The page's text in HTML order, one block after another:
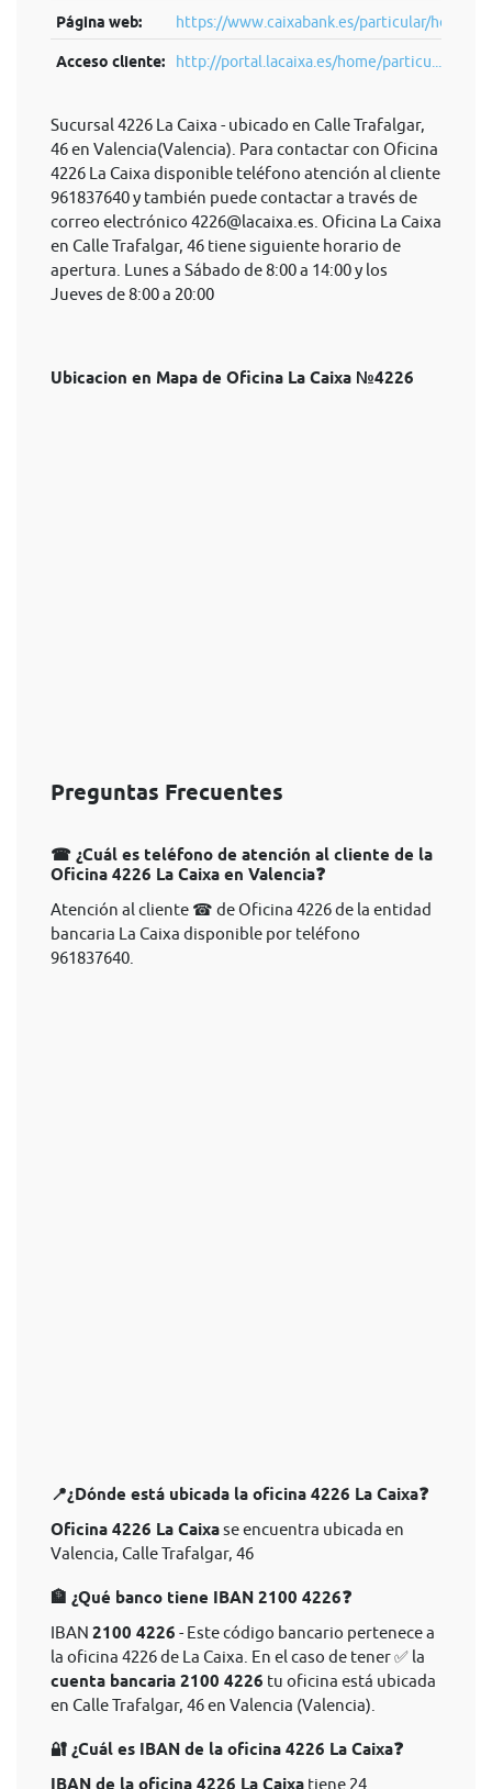
Página web: https://www.caixabank.es/particular/home/
Acceso cliente: http://portal.lacaixa.es/home/particu...
Sucursal 4226 La Caixa - ubicado en Calle Trafalgar,
46 en Valencia(Valencia). Para contactar con Oficina
4226 La Caixa disponible teléfono atención al cliente
961837640 y también puede contactar a través de
correo electrónico 4226@lacaixa.es . Oficina La Caixa
en Calle Trafalgar, 46 tiene siguiente horario de
apertura. Lunes a Sábado de 8:00 a 14:00 y los
Jueves de 8:00 a 20:00
Ubicacion en Mapa de Oficina La Caixa №4226
Preguntas Frecuentes
☎ ¿Cuál es teléfono de atención al cliente de la
Oficina 4226 La Caixa en Valencia❓
Atención al cliente ☎ de Oficina 4226 de la entidad
bancaria La Caixa disponible por teléfono
961837640.
📍¿Dónde está ubicada la oficina 4226 La Caixa❓
Oficina 4226 La Caixase encuentra ubicada en
Valencia, Calle Trafalgar, 46
🏦 ¿Qué banco tiene IBAN 2100 4226❓
IBAN 2100 4226 - Este código bancario pertenece a
la oficina 4226 de La Caixa. En el caso de tener ✅ la
cuenta bancaria 2100 4226 tu oficina está ubicada
en Calle Trafalgar, 46 en Valencia (Valencia).
🔐 ¿Cuál es IBAN de la oficina 4226 La Caixa❓
IBAN de la oficina 4226 La Caixa tiene 24